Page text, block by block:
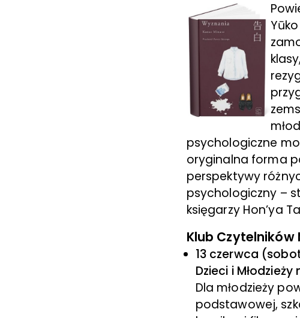
psychologiczne
oryginalna forma
perspektywy
psychologiczny –
księgarzy Hon’ya
Klub Czytelników
13 czerwca
Dzieci i
Dla młodzieży
podstawowej,